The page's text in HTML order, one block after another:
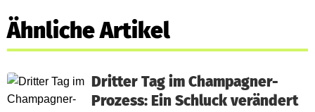
Ähnliche Artikel
Dritter Tag im Champagner-
Prozess: Ein Schluck verändert